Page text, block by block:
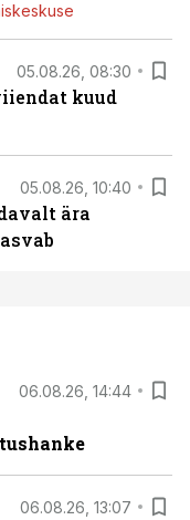
05.08.26, 08:30
kuud
05.08.26, 10:40
ära
06.08.26, 14:44
06.08.26, 13:07